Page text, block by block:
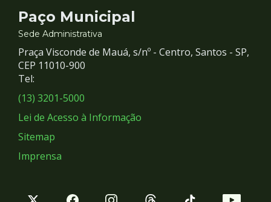
Contato
e
Redes
Sociais
Paço Municipal
Sede Administrativa
Praça Visconde de Mauá, s/nº - Centro, Santos - SP,
CEP 11010-900
Tel:
(13) 3201-5000
Lei de Acesso à Informação
Sitemap
Imprensa